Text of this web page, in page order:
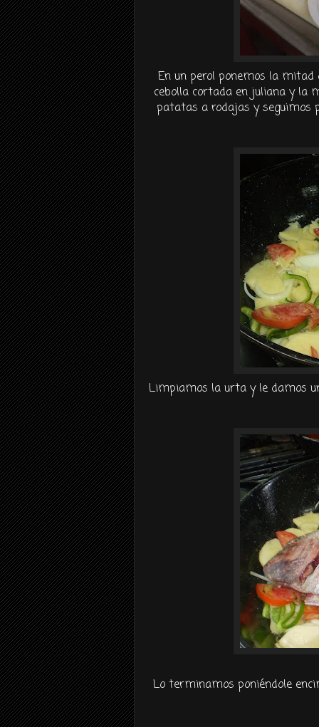
En un perol ponemos la mitad
cebolla cortada en juliana y la
patatas a rodajas y seguimos
Limpiamos la urta y le damos
Lo terminamos poniéndole